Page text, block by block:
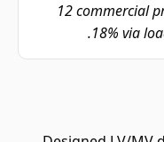
12 commercial
18% via